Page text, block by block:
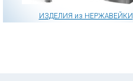
ИЗДЕЛИЯ из НЕРЖАВЕЙКИ